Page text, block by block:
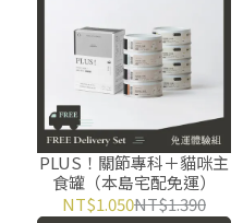
PLUS！關節專科＋貓咪主
食罐（本島宅配免運）
NT$1.050NT$1.390